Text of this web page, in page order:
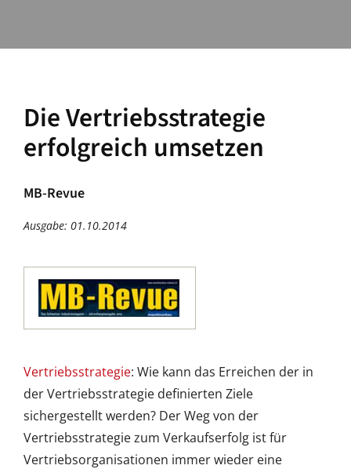
Die Vertriebsstrategie
erfolgreich umsetzen
MB-Revue
Ausgabe: 01.10.2014
Vertriebsstrategie: Wie kann das Erreichen der in
der Vertriebsstrategie definierten Ziele
sichergestellt werden? Der Weg von der
Vertriebsstrategie zum Verkaufserfolg ist für
Vertriebsorganisationen immer wieder eine